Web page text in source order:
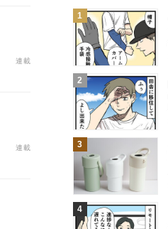
連載
連載